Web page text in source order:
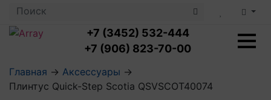
+7 (3452) 532-444
+7 (906) 823-70-00
Главная → Аксессуары →
Плинтус Quick-Step Scotia QSVSCOT40074